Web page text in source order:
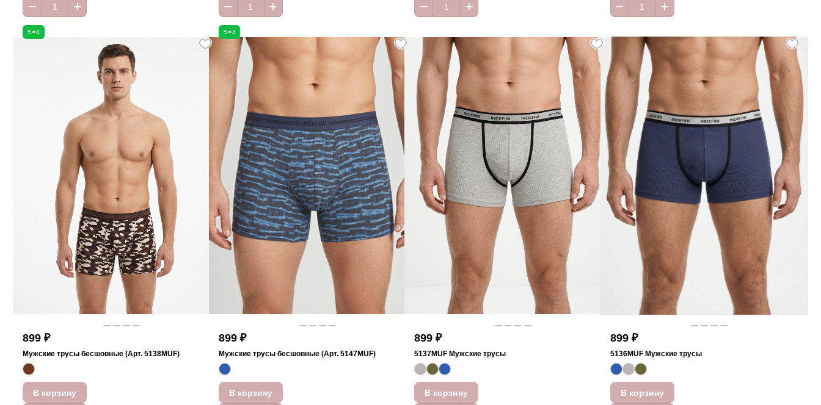
5=4
899 ₽
Мужские трусы бесшовные (Арт. 5138MUF)
В корзину
5=4
899 ₽
Мужские трусы бесшовные (Арт. 5147MUF)
В корзину
899 ₽
5137MUF Мужские трусы
В корзину
899 ₽
5136MUF Мужские трусы
В корзину